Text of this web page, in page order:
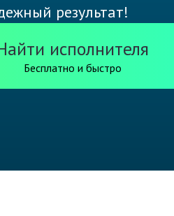
результат!
исполнителя
Бесплатно и быстро